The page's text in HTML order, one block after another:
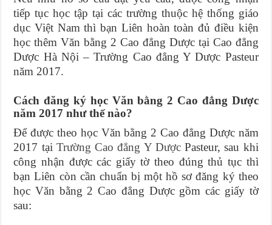
tiếp tục học tập tại các trường thuộc hệ thống giáo
dục Việt Nam thì bạn Liên hoàn toàn đủ điều kiện
học thêm Văn bằng 2 Cao đẳng Dược tại Cao đẳng
Dược Hà Nội – Trường Cao đẳng Y Dược Pasteur
năm 2017.
Cách đăng ký học Văn bằng 2 Cao đẳng Dược
năm 2017 như thế nào?
Để được theo học Văn bằng 2 Cao đẳng Dược năm
2017 tại Trường Cao đẳng Y DượcPasteur, sau khi
công nhận được các giấy tờ theo đúng thủ tục thì
bạn Liên còn cần chuẩn bị một hồ sơ đăng ký theo
học Văn bằng 2 Cao đẳng Dược gồm các giấy tờ
sau: